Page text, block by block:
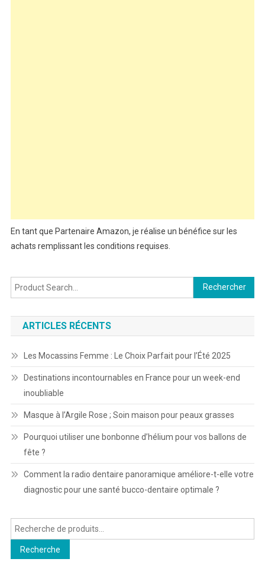
En tant que Partenaire Amazon, je réalise un bénéfice sur les
achats remplissant les conditions requises.
Rechercher :
ARTICLES RÉCENTS
Les Mocassins Femme : Le Choix Parfait pour l’Été 2025
Destinations incontournables en France pour un week-end
inoubliable
Masque à l’Argile Rose ; Soin maison pour peaux grasses
Pourquoi utiliser une bonbonne d’hélium pour vos ballons de
fête ?
Comment la radio dentaire panoramique améliore-t-elle votre
diagnostic pour une santé bucco-dentaire optimale ?
Recherche
pour :
Recherche